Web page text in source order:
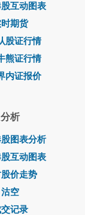
互动图表
期货
股证行情
熊证行情
内证报价
分析
图表分析
互动图表
价走势
沽空
记录